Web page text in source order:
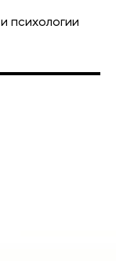
психологии